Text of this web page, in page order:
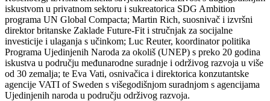
iskustvom u privatnom sektoru i sukreatorica SDG Ambition
programa UN Global Compacta; Martin Rich, suosnivač i izvršni
direktor britanske Zaklade Future-Fit i stručnjak za socijalne
investicije i ulaganja s učinkom; Luc Reuter, koordinator politika
Programa Ujedinjenih Naroda za okoliš (UNEP) s preko 20 godina
iskustva u području međunarodne suradnje i održivog razvoja u više
od 30 zemalja; te Eva Vati, osnivačica i direktorica konzutantske
agencije VATI of Sweden s višegodišnjom suradnjom s agencijama
Ujedinjenih naroda u području održivog razvoja.